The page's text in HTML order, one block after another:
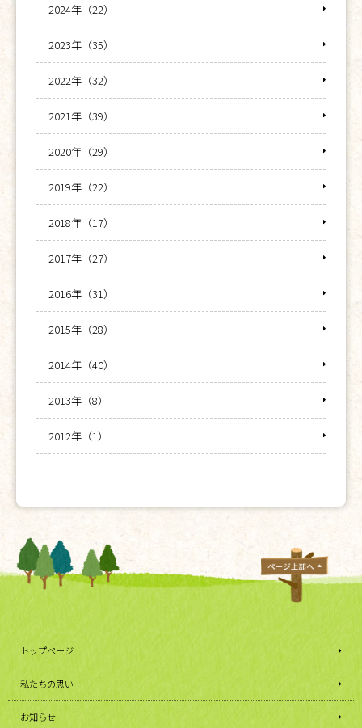
2024年（22）
2023年（35）
2022年（32）
2021年（39）
2020年（29）
2019年（22）
2018年（17）
2017年（27）
2016年（31）
2015年（28）
2014年（40）
2013年（8）
2012年（1）
トップページ
私たちの思い
お知らせ